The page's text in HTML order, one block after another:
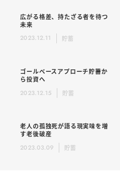
広がる格差、持たざる者を待つ
未来
2023.12.11 貯蓄
ゴールベースアプローチ貯蓄か
ら投資へ
2023.12.15 貯蓄
老人の孤独死が語る現実味を増
す老後破産
2023.03.09 貯蓄